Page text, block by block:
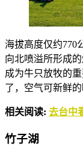
海拔高度仅约770
向北喷溢所形成
成为牛只放牧的
了，空气可新鲜的
相关阅读: 去台中
竹子湖